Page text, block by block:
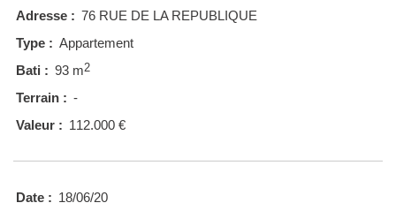
Adresse : 76 RUE DE LA REPUBLIQUE
Type : Appartement
Bati : 93 m2
Terrain : -
Valeur : 112.000 €
Date : 18/06/20